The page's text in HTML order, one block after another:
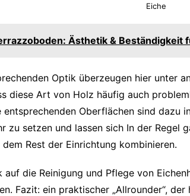
Eiche
Ästhetik & Beständigkeit
Optik überzeugen hier unter
diese Art von Holz häufig auch
entsprechenden Oberflächen sind dazu
zu setzen und lassen sich In der Regel
Rest der Einrichtung kombinieren.
auf die Reinigung und Pflege von
Fazit: ein praktischer „Allrounder“,